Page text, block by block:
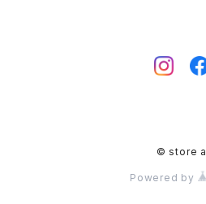
© store a
Powered by